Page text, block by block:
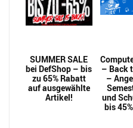
SUMMER SALE
bei DefShop – bis
zu 65% Rabatt
auf ausgewählte
Artikel!
– Back
–
und
bis